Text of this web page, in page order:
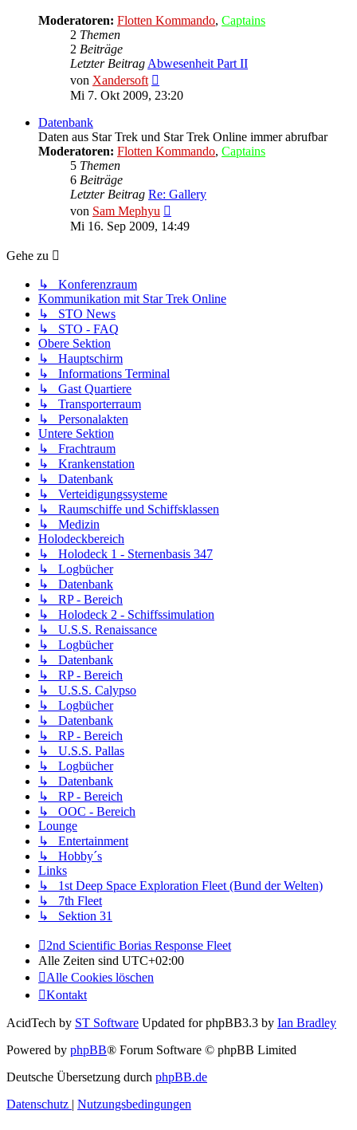
Moderatoren: Flotten Kommando, Captains
2 Themen
2 Beiträge
Letzter BeitragAbwesenheit Part II
von Xandersoft
Beitrag
Mi 7. Okt 2009, 23:20
Datenbank
Daten aus Star Trek und Star Trek Online immer abrufbar
Moderatoren: Flotten Kommando, Captains
5 Themen
6 Beiträge
Letzter Beitrag Re: Gallery
von Sam Mephyu
Beitrag
Mi 16. Sep 2009, 14:49
Gehe zu
↳ Konferenzraum
Kommunikation mit Star Trek Online
↳ STO News
↳ STO - FAQ
Obere Sektion
↳ Hauptschirm
↳ Informations Terminal
↳ Gast Quartiere
↳ Transporterraum
↳ Personalakten
Untere Sektion
↳ Frachtraum
↳ Krankenstation
↳ Datenbank
↳ Verteidigungssysteme
↳ Raumschiffe und Schiffsklassen
↳ Medizin
Holodeckbereich
↳ Holodeck 1 - Sternenbasis 347
↳ Logbücher
↳ Datenbank
↳ RP - Bereich
↳ Holodeck 2 - Schiffssimulation
↳ U.S.S. Renaissance
↳ Logbücher
↳ Datenbank
↳ RP - Bereich
↳ U.S.S. Calypso
↳ Logbücher
↳ Datenbank
↳ RP - Bereich
↳ U.S.S. Pallas
↳ Logbücher
↳ Datenbank
↳ RP - Bereich
↳ OOC - Bereich
Lounge
↳ Entertainment
↳ Hobby´s
Links
↳ 1st Deep Space Exploration Fleet (Bund der Welten)
↳ 7th Fleet
↳ Sektion 31
2nd Scientific Borias Response Fleet
Alle Zeiten sind UTC+02:00
Alle Cookies löschen
Kontakt
AcidTech by ST Software Updated for phpBB3.3 by Ian Bradley
Powered by phpBB® Forum Software © phpBB Limited
Deutsche Übersetzung durch phpBB.de
Datenschutz | Nutzungsbedingungen